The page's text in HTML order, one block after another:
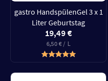
gastro HandspülenGel 3 x 1
Liter Geburtstag
19,49 €
6,50 € / L